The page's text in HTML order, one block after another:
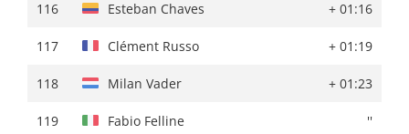
116 Esteban Chaves + 01:16
117 Clément Russo + 01:19
118 Milan Vader + 01:23
119 Fabio Felline ''
116 Jesus Ezquerra + 02:23
117 Mikel Retegi + 02:30
118 Karel Vacek ''
119 Alan Jousseaume + 02:33